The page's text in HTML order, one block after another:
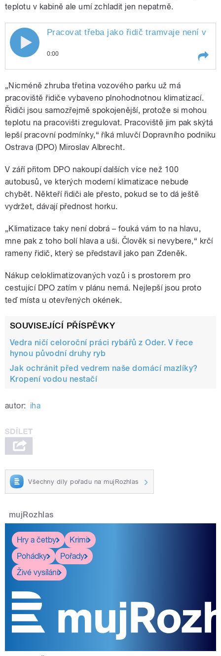
teplotu v kabině ale umí zchladit jen nepatrně.
pause
Pracovat třeba jako řidič tramvaje není v
0:00
tramvaje není v těchto horkých
dnech vůbec jednoduché.
Teplota v kabině stoupá i nad
40 stupňů. Jak to zvládají
ostravští řidiči, zjišťovala
reportérka Iva
„Nicméně zhruba třetina vozového parku už má
pracoviště řidiče vybaveno plnohodnotnou klimatizací.
Řidiči jsou samozřejmě spokojenější, protože si mohou
teplotu na pracovišti zregulovat. Pracoviště jim pak skýtá
lepší pracovní podmínky,“ říká mluvčí Dopravního podniku
Ostrava (DPO) Miroslav Albrecht.
V září přitom DPO nakoupí dalších více než 100
autobusů, ve kterých moderní klimatizace nebude
chybět. Někteří řidiči ale přesto, pokud se to dá ještě
vydržet, dávají přednost horku.
„Klimatizace taky není dobrá – fouká vám to na hlavu,
mne pak z toho bolí hlava a uši. Člověk si nevybere,“ krčí
rameny řidič, který se představil jako pan Zdeněk.
Nákup celoklimatizovaných vozů i s prostorem pro
cestující DPO zatím v plánu nemá. Nejlepší jsou proto
teď místa u otevřených okének.
SOUVISEJÍCÍ PŘÍSPĚVKY
Vedra ničí celoroční práci rybářů z Oder. V řece
hynou původní druhy ryb
Jak ochránit před vedrem naše domácí mazlíky?
Kropení vodou nestačí
autor: iha
Všechny díly pořadu na mujRozhlas
mujRozhlas
Hry a četby
Krimi
Pohádky
Pořady
Živé vysílání